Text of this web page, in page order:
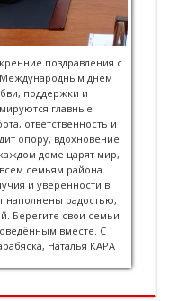
поздравления с
днём
поддержки и
главные
ответственность и
опору, вдохновение
доме царят мир,
семьям района
и уверенности в
наполнены радостью,
Берегите свои семьи
вместе. С
Наталья КАРА